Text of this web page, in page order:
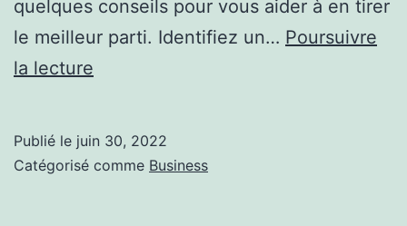
quelques conseils pour vous aider à en tirer
le meilleur parti. Identifiez un… Poursuivre
la lecture
clients
Publié le juin 30, 2022
Catégorisé comme Business